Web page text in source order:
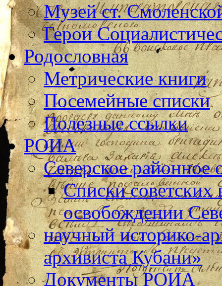
Музей ст.
Герои
Родословная
Метрические книги
Посемейные списки
Полезные ссылки
РОИА
Северское
Списки
освобождении
научный историко-
архивиста Кубани»
Документы РОИА